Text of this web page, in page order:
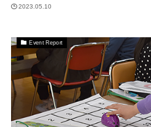
2023.05.10
Event Report